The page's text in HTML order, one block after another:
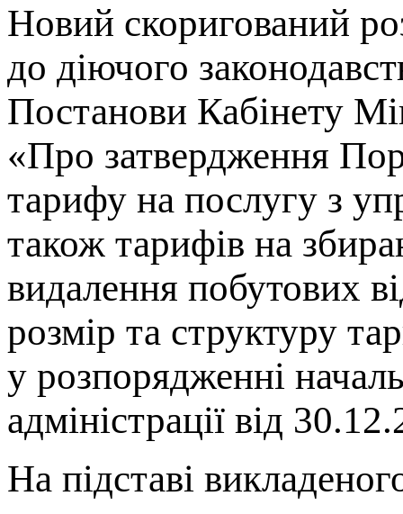
Новий скоригований
до діючого
Постанови Кабінету
«Про затвердження
тарифу на послугу з
також тарифів на
видалення побутових
розмір та структуру
у розпорядженні
адміністрації від
На підставі